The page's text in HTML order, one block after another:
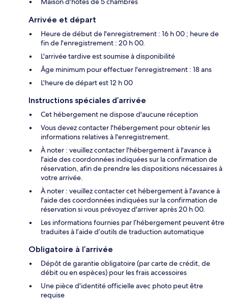
Arrivée et départ
Heure de début de l'enregistrement : 16 h 00 ; heure de
fin de l'enregistrement : 20 h 00.
L'arrivée tardive est soumise à disponibilité
Âge minimum pour effectuer l'enregistrement : 18 ans
L'heure de départ est 12 h 00
Instructions spéciales d’arrivée
Cet hébergement ne dispose d'aucune réception
Vous devez contacter l'hébergement pour obtenir les
informations relatives à l'enregistrement.
À noter : veuillez contacter l'hébergement à l'avance à
l'aide des coordonnées indiquées sur la confirmation de
réservation, afin de prendre les dispositions nécessaires à
votre arrivée.
À noter : veuillez contacter cet hébergement à l'avance à
l'aide des coordonnées indiquées sur la confirmation de
réservation si vous prévoyez d'arriver après 20 h 00.
Les informations fournies par l’hébergement peuvent être
traduites à l’aide d’outils de traduction automatique
Obligatoire à l’arrivée
Dépôt de garantie obligatoire (par carte de crédit, de
débit ou en espèces) pour les frais accessoires
Une pièce d'identité officielle avec photo peut être
requise